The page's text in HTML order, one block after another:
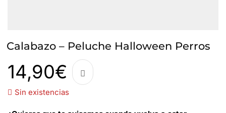
Calabazo – Peluche Halloween Perros
14,90€
Sin existencias